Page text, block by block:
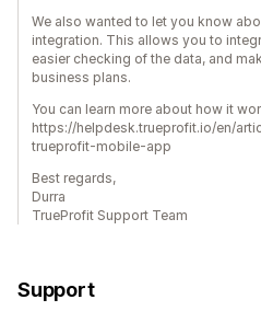
We also wanted to let you know
integration. This allows you to
easier checking of the data, and
business plans.
You can learn more about how it
https://helpdesk.trueprofit.io/en/
trueprofit-mobile-app
Best regards,
Durra
TrueProfit Support Team
Support